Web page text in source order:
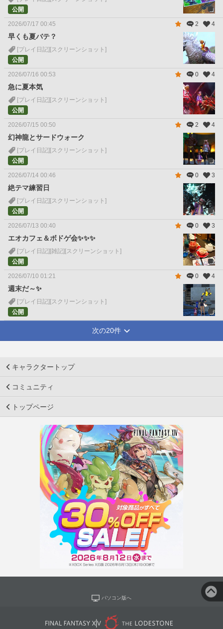
公開
2026/07/17 00:45 2 4
早くも夏バテ？
[プレイ日記] [スクリーンショット]
公開
2026/07/16 00:53 0 4
急に夏本気
[プレイ日記] [スクリーンショット]
公開
2026/07/15 00:50 2 4
幻神龍とサードウォーク
[プレイ日記] [スクリーンショット]
公開
2026/07/14 00:46 0 3
絶テマ練習日
[プレイ日記] [スクリーンショット]
公開
2026/07/13 00:40 0 3
エオカフェ＆ボドゲ会✨✨✨
[プレイ日記] [雑記] [スクリーンショット]
公開
2026/07/10 01:21 0 4
週末だ～✨
[プレイ日記] [スクリーンショット]
公開
次の20件
キャラクタートップ
コミュニティ
トップページ
パソコン版へ